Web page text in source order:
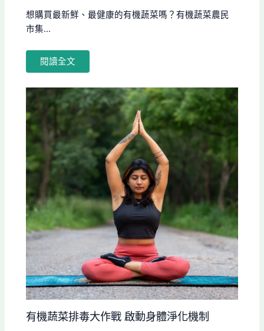
想購買最新鮮、最健康的有機蔬菜嗎？有機蔬菜農民
市集...
閱讀全文
有機蔬菜排毒大作戰 啟動身體淨化機制